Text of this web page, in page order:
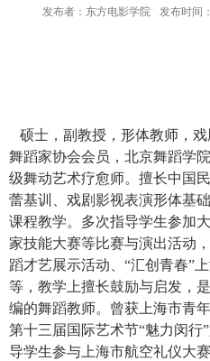
发布者：东方电影学院 发布时间
硕士，副教授，形体教师，
舞蹈家协会会员，北京舞蹈学
级舞动艺术疗愈师。擅长中国
蕾基训、戏剧影视表演形体基
课程教学。多次指导学生参加
家技能大赛等比赛与演出活动
蹈才艺展示活动、“汇创青春”
等，教学上擅长鼓励与启发，
编的舞蹈教师。曾获上海市青
第十三届国际艺术节“魅力闵行
导学生参与上海市航空礼仪大